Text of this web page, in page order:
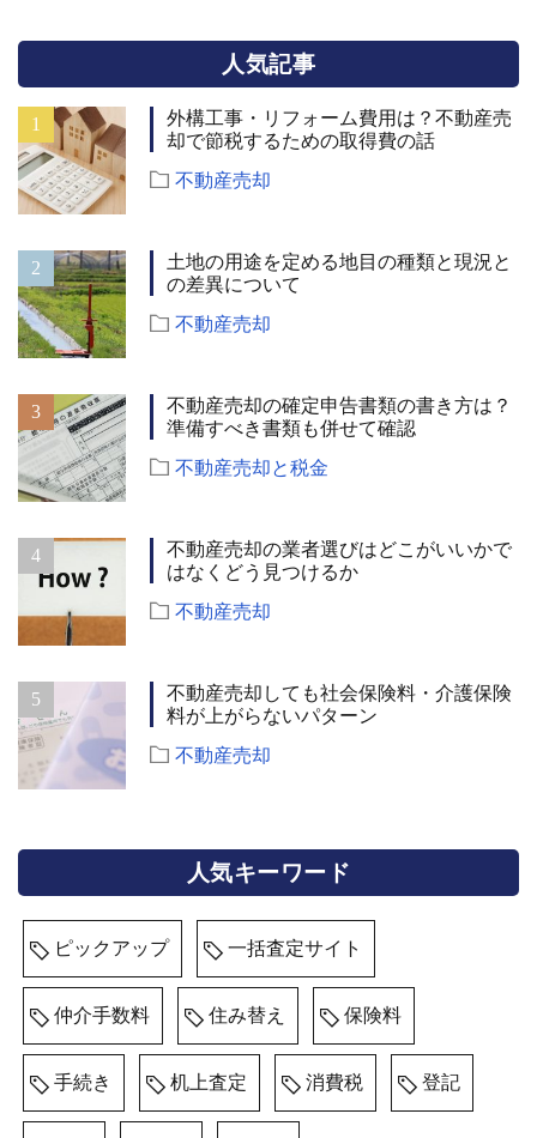
人気記事
外構工事・リフォーム費用は？不動産売
却で節税するための取得費の話
不動産売却
土地の用途を定める地目の種類と現況と
の差異について
不動産売却
不動産売却の確定申告書類の書き方は？
準備すべき書類も併せて確認
不動産売却と税金
不動産売却の業者選びはどこがいいかで
はなくどう見つけるか
不動産売却
不動産売却しても社会保険料・介護保険
料が上がらないパターン
不動産売却
人気キーワード
ピックアップ 一括査定サイト
仲介手数料 住み替え 保険料
手続き 机上査定 消費税 登記